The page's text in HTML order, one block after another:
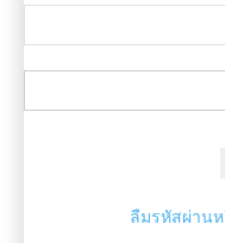
ลืมรหัสผ่าน